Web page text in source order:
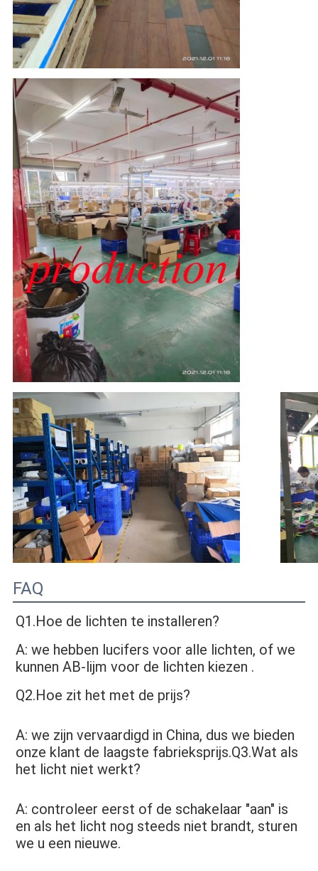
FAQ
Q1.Hoe de lichten te installeren?
A: we hebben lucifers voor alle lichten, of we
kunnen AB-lijm voor de lichten kiezen .
Q2.Hoe zit het met de prijs?
A: we zijn vervaardigd in China, dus we bieden
onze klant de laagste fabrieksprijs.Q3.Wat als
het licht niet werkt?
A: controleer eerst of de schakelaar "aan" is
en als het licht nog steeds niet brandt, sturen
we u een nieuwe.